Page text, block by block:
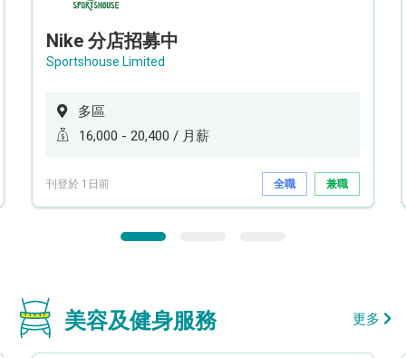
Nike 分店招募中
Sportshouse Limited
多區
16,000 - 20,400 / 月薪
刊登於 1日前 全職 兼職
美容及健身服務 更多